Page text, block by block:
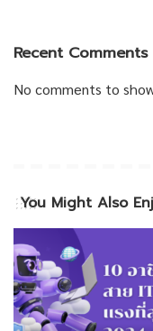
Recent Comments
No comments to
You Might Also